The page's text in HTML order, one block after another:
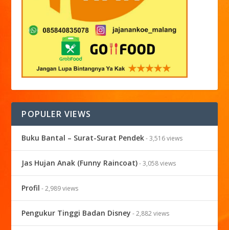
POPULER VIEWS
Buku Bantal – Surat-Surat Pendek- 3,516 views
Jas Hujan Anak (Funny Raincoat)- 3,058 views
Profil - 2,989 views
Pengukur Tinggi Badan Disney - 2,882 views